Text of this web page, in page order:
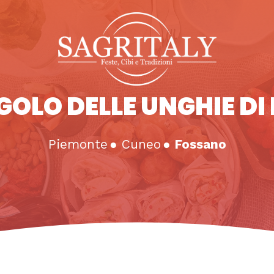
DELLE UNGHIE
Piemonte ● Cuneo● Fossano